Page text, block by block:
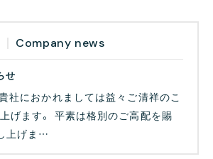
Company news
せ
社におかれましては益々ご清祥のこ
げます。 平素は格別のご高配を賜
上げま…